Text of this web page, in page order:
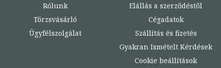
Rólunk
Törzsvásárló
Ügyfélszolgálat
Elállás a szerződéstől
Cégadatok
Szállítás és fizetés
Gyakran Ismételt Kérdések
Cookie beállítások